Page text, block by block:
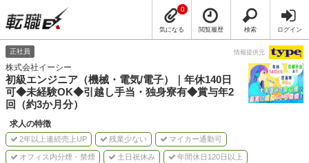
気になる
0
閲覧履歴 検索 ログイン
正社員 情報提供元
株式会社イーシー
初級エンジニア（機械・電気/電子）｜年休140日
可◆未経験OK◆引越し手当・独身寮有◆賞与年2
回（約3か月分）
求人の特徴
2年以上連続売上UP 残業少ない マイカー通勤可
オフィス内分煙・禁煙 土日祝休み 年間休日120日以上